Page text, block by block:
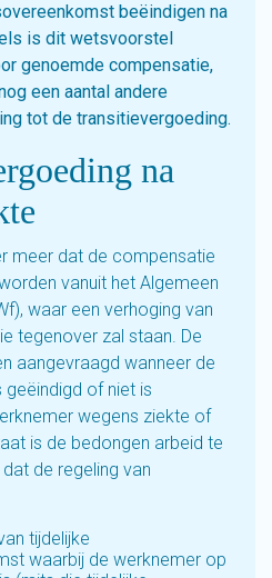
beëindigen na
is dit wetsvoorstel
genoemde compensatie,
een aantal andere
tot de transitievergoeding.
na
meer dat de compensatie
vanuit het Algemeen
waar een verhoging van
tegenover zal staan. De
aangevraagd wanneer de
of niet is
wegens ziekte of
is de bedongen arbeid te
de regeling van
tijdelijke
waarbij de werknemer op